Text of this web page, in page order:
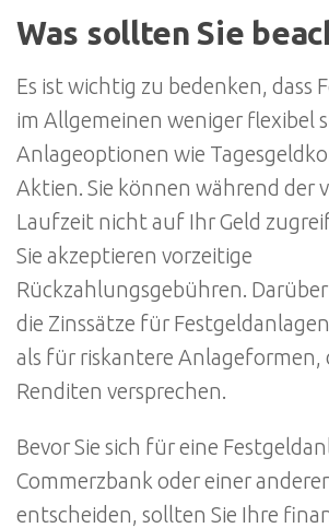
Was sollten Sie
Es ist wichtig zu bedenken, dass
im Allgemeinen weniger flexibel
Anlageoptionen wie
Aktien. Sie können während der
Laufzeit nicht auf Ihr Geld
Sie akzeptieren vorzeitige
Rückzahlungsgebühren.
die Zinssätze für
als für riskantere Anlageformen,
Renditen versprechen.
Bevor Sie sich für eine
Commerzbank oder einer
entscheiden, sollten Sie Ihre